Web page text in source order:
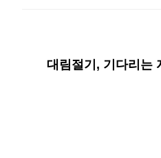
대림절기 , 기다리는